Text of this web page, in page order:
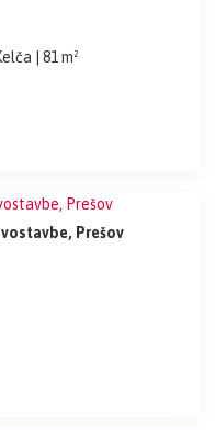
| 81 m²
Prešov